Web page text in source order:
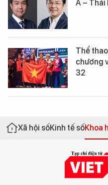
Á – Thái
Thể
chương
32
Xã hội sốKinh tế sốKhoa